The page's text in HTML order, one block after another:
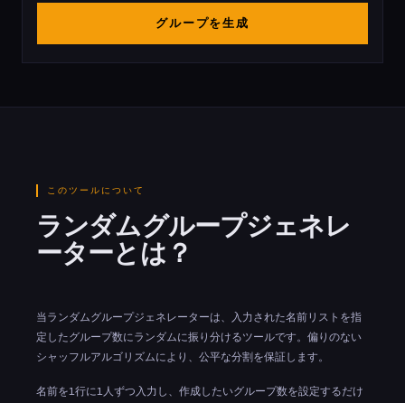
グループを生成
このツールについて
ランダムグループジェネレ
ーターとは？
当ランダムグループジェネレーターは、入力された名前リストを指
定したグループ数にランダムに振り分けるツールです。偏りのない
シャッフルアルゴリズムにより、公平な分割を保証します。
名前を1行に1人ずつ入力し、作成したいグループ数を設定するだけ